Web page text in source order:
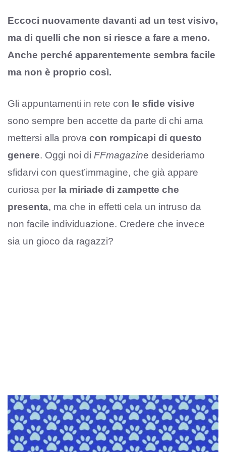
Eccoci nuovamente davanti ad un test visivo,
ma di quelli che non si riesce a fare a meno.
Anche perché apparentemente sembra facile
ma non è proprio così.
Gli appuntamenti in rete con le sfide visive
sono sempre ben accette da parte di chi ama
mettersi alla prova con rompicapi di questo
genere. Oggi noi di FFmagazine desideriamo
sfidarvi con quest’immagine, che già appare
curiosa per la miriade di zampette che
presenta, ma che in effetti cela un intruso da
non facile individuazione. Credere che invece
sia un gioco da ragazzi?